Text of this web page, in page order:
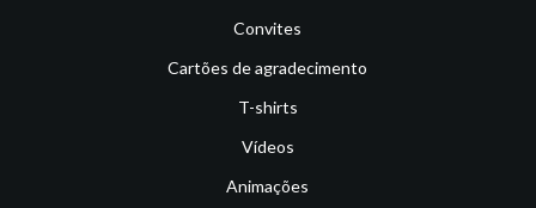
Convites
Cartões de agradecimento
T-shirts
Vídeos
Animações